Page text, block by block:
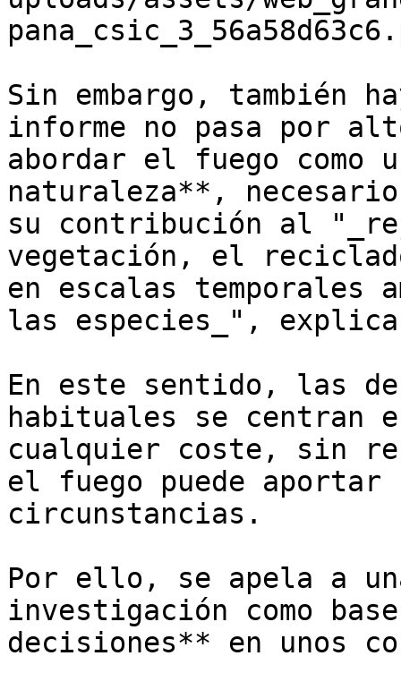
Sin embargo, también
informe no pasa por
abordar el fuego como
naturaleza**, necesario
su contribución al
vegetación, el
en escalas temporales
las especies_",
En este sentido, las
habituales se centran
cualquier coste, sin
el fuego puede
circunstancias.
Por ello, se apela a
investigación como
decisiones** en unos